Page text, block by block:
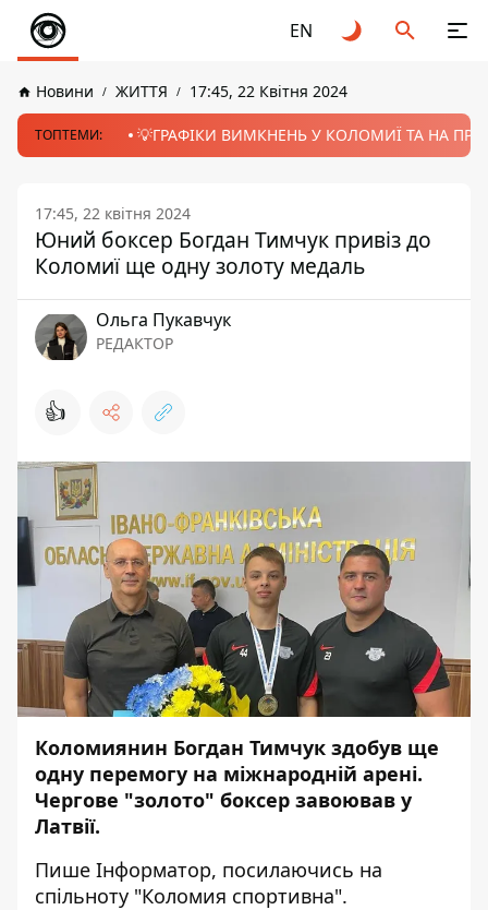
EN
Новини ЖИТТЯ 17:45, 22 Квітня 2024
ТОПТЕМИ: 💡ГРАФІКИ ВИМКНЕНЬ У КОЛОМИЇ ТА НА
17:45, 22 квітня 2024
Юний боксер Богдан Тимчук привіз до
Коломиї ще одну золоту медаль
Ольга Пукавчук
РЕДАКТОР
👍
Коломиянин Богдан Тимчук здобув ще
одну перемогу на міжнародній арені.
Чергове "золото" боксер завоював у
Латвії.
Пише Інформатор, посилаючись на
спільноту "Коломия спортивна".